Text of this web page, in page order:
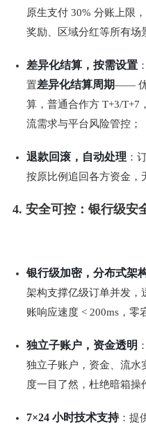
原生支付 30% 分账上限
奖励、区域分红等所有场
差异化结算，按需设置
置差异化结算周期—— 优
算，普通合作方 T+3/T+7
流需求与平台风险管控；
退款回滚，自动处理 ：
按原比例追回各方资金，
4. 安全可控：银行级安
银行级加密，分布式架
架构支撑亿级订单并发，
账响应速度 < 200ms，零
独立子账户，资金透明
独立子账户，资金、流水
度一目了然，杜绝暗箱操
7×24 小时技术支持：提